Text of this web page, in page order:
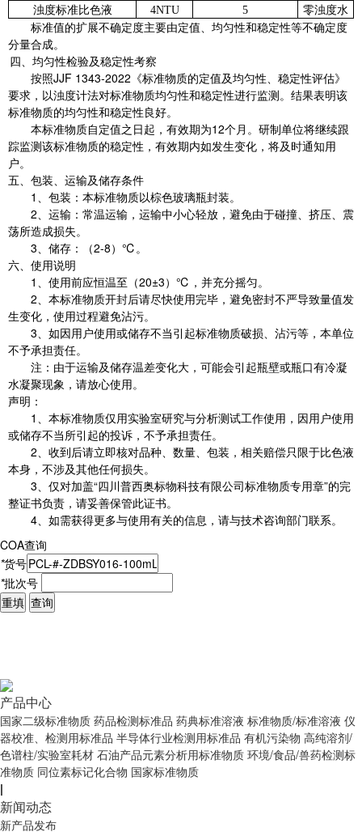
浊度标准比色液 4NTU 5 零浊度水
标准值的扩展不确定度主要由定值、均匀性和稳定性等不确定度
分量合成。
四、均匀性检验及稳定性考察
按照JJF 1343-2022 《标准物质的定值及均匀性、稳定性评估》
要求，以浊度计法对标准物质均匀性和稳定性进行监测。结果表明该
标准物质的均匀性和稳定性良好。
本标准物质自定值之日起，有效期为12个月。研制单位将继续跟
踪监测该标准物质的稳定性，有效期内如发生变化，将及时通知用
户。
五、包装、运输及储存条件
1 、 包装：本标准物质以棕色玻璃瓶封装。
2、运输：常温运输， 运输中小心轻放，避免由于碰撞、挤压、震
荡所造成损失。
3、储存：（2-8）℃。
六、使用说明
1 、 使用前应恒温至（20±3） ℃，并充分摇匀。
2、 本标准物质开封后请尽快使用完毕，避免密封不严导致量值发
生变化，使用过程避免沾污。
3、如因用户使用或储存不当引起标准物质破损、 沾污等，本单位
不予承担责任。
注：由于运输及储存温差变化大，可能会引起瓶壁或瓶口有冷凝
水凝聚现象，请放心使用。
声明：
1 、本标准物质仅用实验室研究与分析测试工作使用，因用户使用
或储存不当所引起的投诉，不予承担责任。
2、收到后请立即核对品种、数量、包装，相关赔偿只限于比色液
本身，不涉及其他任何损失。
3、仅对加盖“四川普西奥标物科技有限公司标准物质专用章”的完
整证书负责，请妥善保管此证书。
4、如需获得更多与使用有关的信息，请与技术咨询部门联系。
COA查询
*货号
*批次号
重填 查询
产品中心
国家二级标准物质 药品检测标准品 药典标准溶液 标准物质/标准溶液 仪
器校准、检测用标准品 半导体行业检测用标准品 有机污染物 高纯溶剂/
色谱柱/实验室耗材 石油产品元素分析用标准物质 环境/食品/兽药检测标
准物质 同位素标记化合物 国家标准物质
|
新闻动态
新产品发布